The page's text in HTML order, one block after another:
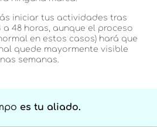
iniciar tus actividades tras
a 48 horas, aunque el proceso
en estos casos) hará que
quede mayormente visible
semanas.
es tu aliado.